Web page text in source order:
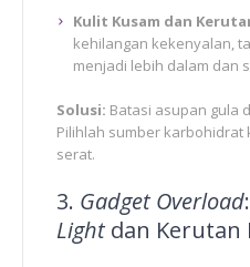
Kulit Kusam dan
kehilangan kekenyalan,
menjadi lebih dalam dan
Solusi: Batasi asupan gula
Pilihlah sumber
serat.
3. Gadget Overload
Light dan Kerutan